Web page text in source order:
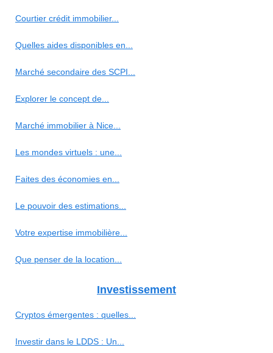
Courtier crédit immobilier...
Quelles aides disponibles en...
Marché secondaire des SCPI...
Explorer le concept de...
Marché immobilier à Nice...
Les mondes virtuels : une...
Faites des économies en...
Le pouvoir des estimations...
Votre expertise immobilière...
Que penser de la location...
Investissement
Cryptos émergentes : quelles...
Investir dans le LDDS : Un...